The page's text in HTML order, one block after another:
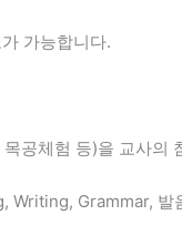
가능합니다.
공체험 등)을 교사의
Writing, Grammar, 발